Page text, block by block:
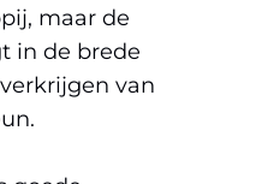
maar de
in de brede
van